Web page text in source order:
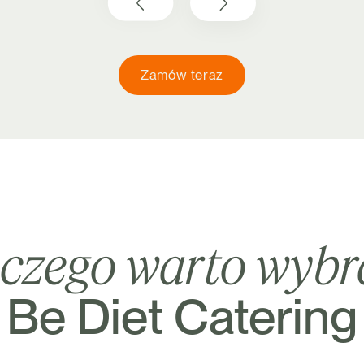
Zamów teraz
warto
Be Diet Catering